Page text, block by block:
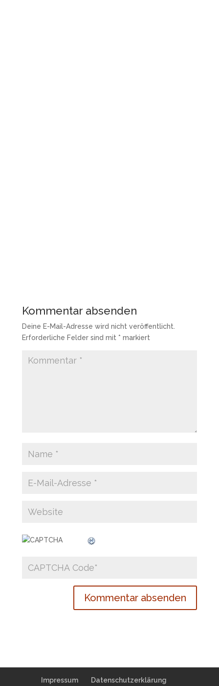
Kommentar absenden
Deine E-Mail-Adresse wird nicht veröffentlicht.
Erforderliche Felder sind mit * markiert
Impressum Datenschutzerklärung